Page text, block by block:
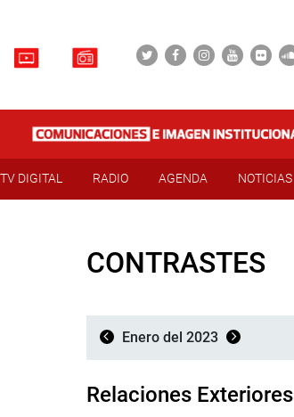
TV DIGITAL RADIO AGENDA NOTICIAS
CONTRASTES
Enero del 2023
Relaciones Exteriores